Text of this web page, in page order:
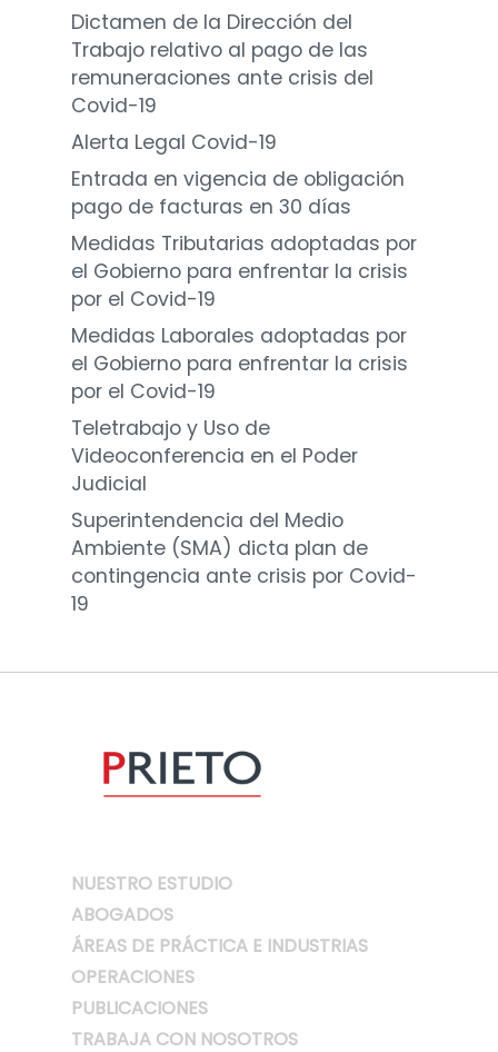
Dictamen de la Dirección del
Trabajo relativo al pago de las
remuneraciones ante crisis del
Covid-19
Alerta Legal Covid-19
Entrada en vigencia de obligación
pago de facturas en 30 días
Medidas Tributarias adoptadas por
el Gobierno para enfrentar la crisis
por el Covid-19
Medidas Laborales adoptadas por
el Gobierno para enfrentar la crisis
por el Covid-19
Teletrabajo y Uso de
Videoconferencia en el Poder
Judicial
Superintendencia del Medio
Ambiente (SMA) dicta plan de
contingencia ante crisis por Covid-
19
NUESTRO ESTUDIO
ABOGADOS
ÁREAS DE PRÁCTICA E INDUSTRIAS
OPERACIONES
PUBLICACIONES
TRABAJA CON NOSOTROS